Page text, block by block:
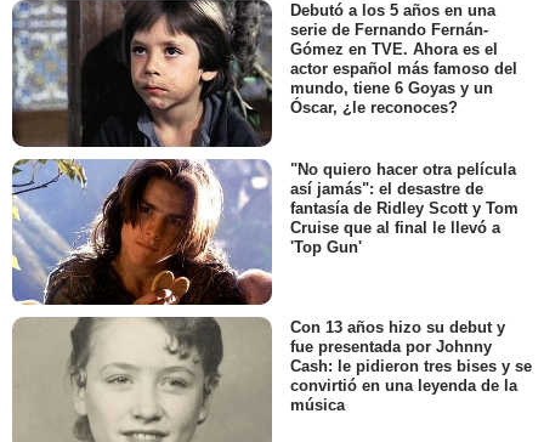
Debutó a los 5 años en una
serie de Fernando Fernán-
Gómez en TVE. Ahora es el
actor español más famoso del
mundo, tiene 6 Goyas y un
Óscar, ¿le reconoces?
"No quiero hacer otra película
así jamás": el desastre de
fantasía de Ridley Scott y Tom
Cruise que al final le llevó a
'Top Gun'
Con 13 años hizo su debut y
fue presentada por Johnny
Cash: le pidieron tres bises y se
convirtió en una leyenda de la
música